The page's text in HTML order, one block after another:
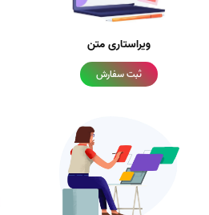
ویراستاری متن
ثبت سفارش